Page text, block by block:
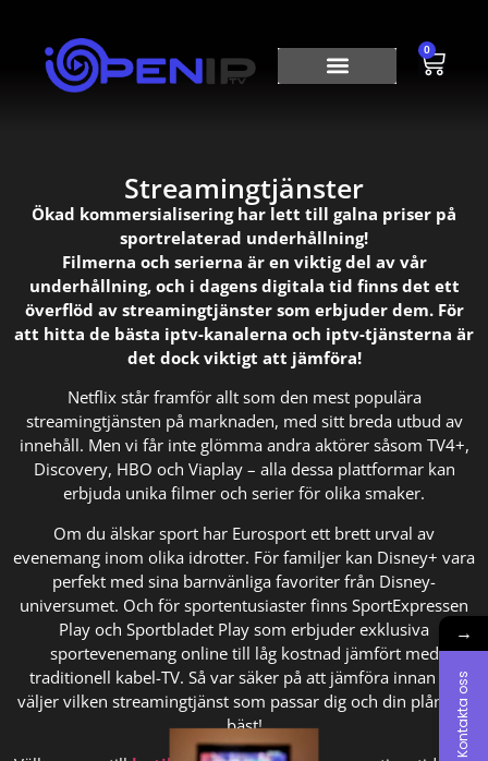
0
Streamingtjänster
Ökad kommersialisering har lett till galna priser på
sportrelaterad underhållning!
Filmerna och serierna är en viktig del av vår
underhållning, och i dagens digitala tid finns det ett
överflöd av streamingtjänster som erbjuder dem. För
att hitta de bästa iptv-kanalerna och iptv-tjänsterna är
det dock viktigt att jämföra!
Netflix står framför allt som den mest populära
streamingtjänsten på marknaden, med sitt breda utbud av
innehåll. Men vi får inte glömma andra aktörer såsom TV4+,
Discovery, HBO och Viaplay – alla dessa plattformar kan
erbjuda unika filmer och serier för olika smaker.
Om du älskar sport har Eurosport ett brett urval av
evenemang inom olika idrotter. För familjer kan Disney+ vara
perfekt med sina barnvänliga favoriter från Disney-
universumet. Och för sportentusiaster finns SportExpressen
Play och Sportbladet Play som erbjuder exklusiva
sportevenemang online till låg kostnad jämfört med
traditionell kabel-TV. Så var säker på att jämföra innan du
väljer vilken streamingtjänst som passar dig och din plånbok
bäst!
→
Kontakta oss